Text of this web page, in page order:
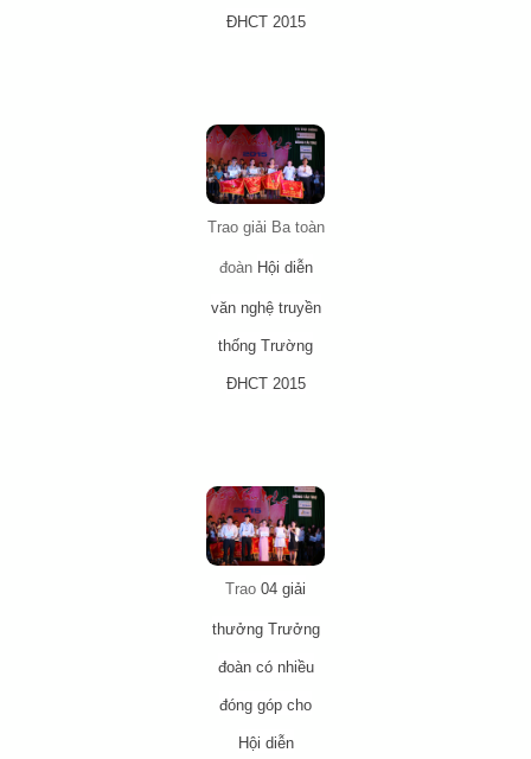
ĐHCT 2015
Trao giải Ba toàn
đoàn Hội diễn
văn nghệ truyền
thống Trường
ĐHCT 2015
Trao 04 giải
thưởng Trưởng
đoàn có nhiều
đóng góp cho
Hội diễn